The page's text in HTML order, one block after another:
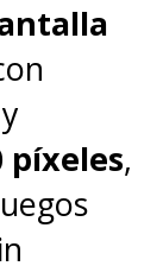
más
y
a
píxeles,